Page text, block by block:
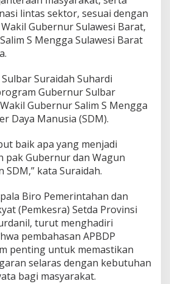
M
e
n
a
lintas sektor, sesuai dengan
Gubernur Sulawesi Barat,
S Mengga Sulawesi Barat
Suraidah Suhardi
Gubernur Sulbar
Gubernur Salim S Mengga
Daya Manusia (SDM).
baik apa yang menjadi
pak Gubernur dan Wagun
kata Suraidah.
Biro Pemerintahan dan
(Pemkesra) Setda Provinsi
turut menghadiri
pembahasan APBDP
penting untuk memastikan
selaras dengan kebutuhan
bagi masyarakat.